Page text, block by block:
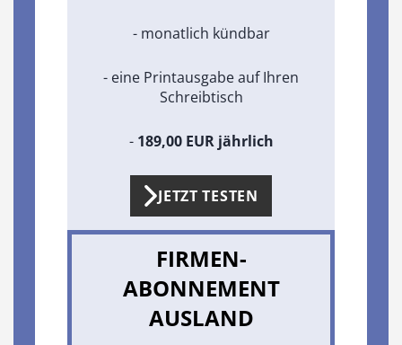
- monatlich kündbar
- eine Printausgabe auf Ihren
Schreibtisch
- 189,00 EUR jährlich
JETZT TESTEN
FIRMEN-
ABONNEMENT
AUSLAND